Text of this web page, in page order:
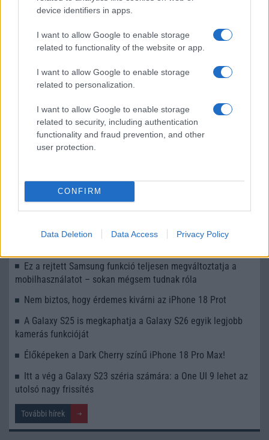
device identifiers in apps.
I want to allow Google to enable storage
related to functionality of the website or app.
I want to allow Google to enable storage
related to personalization.
I want to allow Google to enable storage
related to security, including authentication
functionality and fraud prevention, and other
user protection.
CONFIRM
Data Deletion Data Access Privacy Policy
Az Apple új AI modellje forradalmasíthatja a kódgenerálást
Apple Watch Series 11, Ultra 3 és SE 3: Mit várhatunk és
További hírek
LEGOLVASOTTABBAK
iPhone 18 bemutató dátum - ekkor rántja le a leplet az
Apple az új csúcsmobilokról
Az Android rejtett automatizmusai: hat funkció, amely
Ez a rejtett Samsung funkció teljesen megváltoztatja a
mobilhasználatot – sokan mégsem tudnak róla
Nem biztos, hogy érdemes kivárni az iPhone 18 Prot
A Galaxy S25 is megkaphatja a Galaxy S26 egyik legjobb
kamerás funkcióját
Élőképeken a Dark Cherry színű iPhone 18 Pro Max!
Itt a vég a Galaxy S23 széria számára: a One UI 9 lehet az
utolsó nagy frissítés
További hírek